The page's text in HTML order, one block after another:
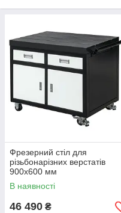
Фрезерний стіл для
різьбонарізних верстатів
900x600 мм
В наявності
46 490 ₴